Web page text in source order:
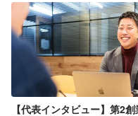
【代表インタビュー】第2創